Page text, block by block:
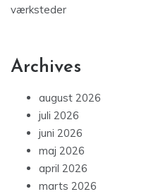
værksteder
Archives
august 2026
juli 2026
juni 2026
maj 2026
april 2026
marts 2026